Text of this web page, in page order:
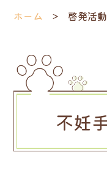
ホーム 啓発活動